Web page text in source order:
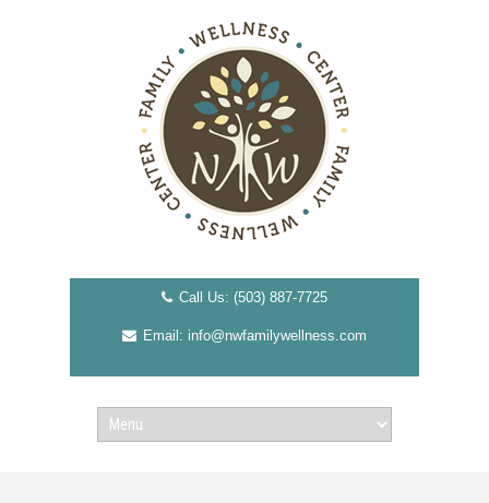
Call Us: (503) 887-7725
Email: info@nwfamilywellness.com